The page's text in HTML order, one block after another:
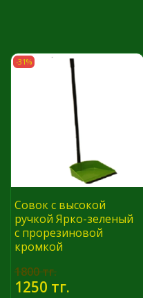
-31%
Совок с высокой
ручкой Ярко-зеленый
с прорезиновой
кромкой
1800 тг.
1250 тг.